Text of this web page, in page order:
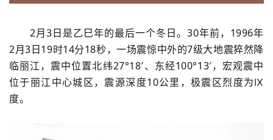
2月3日是乙巳年的最后一个冬日。30年前，1996年
2月3日19时14分18秒，一场震惊中外的7级大地震猝然降
临丽江，震中位置北纬27°18′、东经100°13′，宏观震中
位于丽江中心城区，震源深度10公里，极震区烈度为Ⅸ
度。